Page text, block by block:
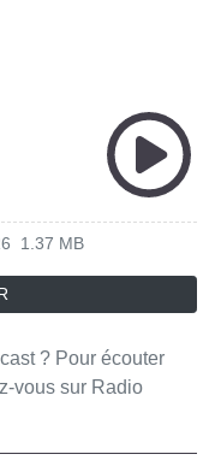
1.37 MB
vous sur Radio